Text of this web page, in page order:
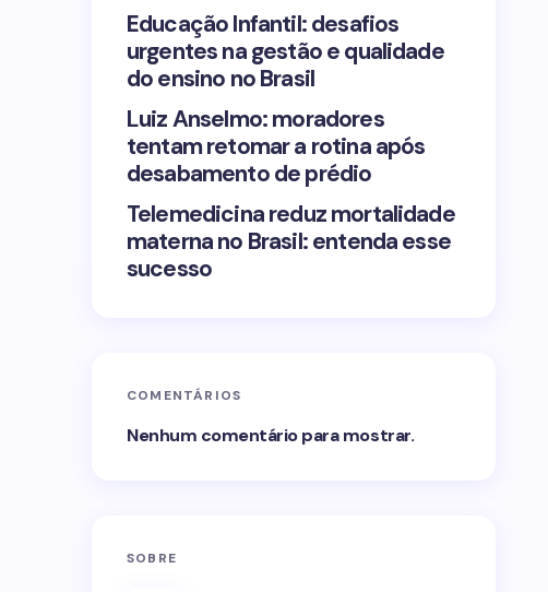
Educação Infantil: desafios
urgentes na gestão e qualidade
do ensino no Brasil
Luiz Anselmo: moradores
tentam retomar a rotina após
desabamento de prédio
Telemedicina reduz mortalidade
materna no Brasil: entenda esse
sucesso
COMENTÁRIOS
Nenhum comentário para mostrar.
SOBRE